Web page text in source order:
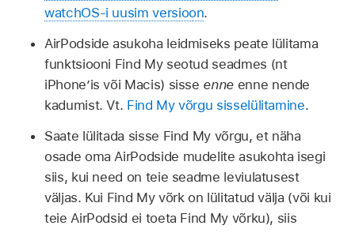
watchOS-i uusim versioon.
AirPodside asukoha leidmiseks peate lülitama
funktsiooni Find My seotud seadmes (nt
iPhone’is või Macis) sisse enne enne nende
kadumist. Vt. Find My võrgu sisselülitamine.
Saate lülitada sisse Find My võrgu, et näha
osade oma AirPodside mudelite asukohta isegi
siis, kui need on teie seadme leviulatusest
väljas. Kui Find My võrk on lülitatud välja (või kui
teie AirPodsid ei toeta Find My võrku), siis